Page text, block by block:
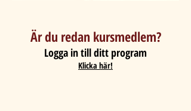
Är du redan kursmedlem?
Logga in till ditt program
Klicka här!